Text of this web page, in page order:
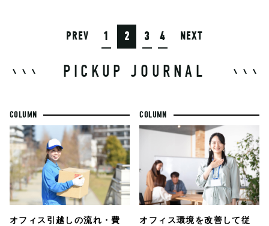
PREV 1 2 3 4 NEXT
PICKUP JOURNAL
COLUMN
オフィス引越しの流れ・費
COLUMN
オフィス環境を改善して従